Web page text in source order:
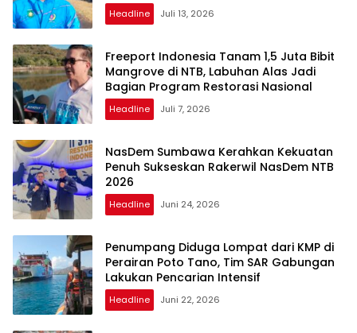
Headline Juli 13, 2026
Freeport Indonesia Tanam 1,5 Juta Bibit
Mangrove di NTB, Labuhan Alas Jadi
Bagian Program Restorasi Nasional
Headline Juli 7, 2026
NasDem Sumbawa Kerahkan Kekuatan
Penuh Sukseskan Rakerwil NasDem NTB
2026
Headline Juni 24, 2026
Penumpang Diduga Lompat dari KMP di
Perairan Poto Tano, Tim SAR Gabungan
Lakukan Pencarian Intensif
Headline Juni 22, 2026